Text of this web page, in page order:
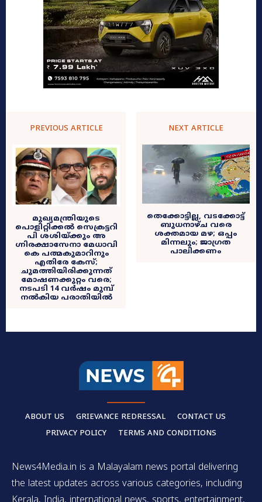
PREVIOUS ARTICLE
മുഖ്യമന്ത്രിയുടെ
പൊളിറ്റിക്കൽ സെക്രട്ടറി
പി ശശിയ്ക്കും അ​
ഗ്നിരക്ഷാസേനാ മേധാവി
കെ പത്മകുമാറിനും
എതിരേ കേസ്;
ചുമത്തിയിരിക്കുന്നത്
മോഷണക്കുറ്റം വരെ;
നടപടി 14 വർഷം മുമ്പ്
നൽകിയ പരാതിയിൽ
NEXT ARTICLE
തെക്കോട്ടില്ല, വടക്കോട്ട്
ബുധനാഴ്ച വരെ
ശക്തമായ മഴ; ഒപ്പം
മിന്നലും; ജാഗ്രത
പാലിക്കണം
ABOUT US GRIEVANCE REDRESSAL
CONTACT US
PRIVACY POLICY
TERMS AND CONDITIONS
News4Media.in is a Malayalam news portal delivering
the latest updates across various categories, including